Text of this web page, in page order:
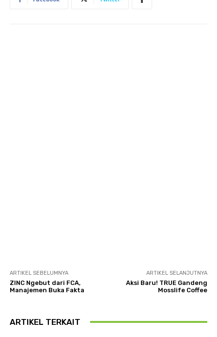
ARTIKEL SEBELUMNYA
ZINC Ngebut dari FCA,
Manajemen Buka Fakta
ARTIKEL SELANJUTNYA
Aksi Baru! TRUE Gandeng
Mosslife Coffee
ARTIKEL TERKAIT